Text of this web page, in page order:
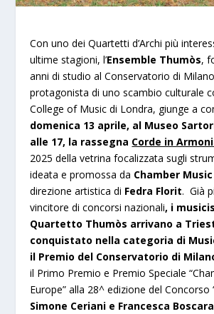
Con uno dei Quartetti d’Archi più
ultime stagioni, l’Ensemble Thumòs,
anni di studio al Conservatorio di
protagonista di uno scambio culturale
College of Music di Londra, giunge a
domenica 13 aprile, al Museo
alle 17, la rassegna Corde in
2025 della vetrina focalizzata sugli
ideata e promossa da Chamber
direzione artistica di Fedra Florit. Già
vincitore di concorsi nazionali, i
Quartetto Thumòs arrivano a
conquistato nella categoria di
il Premio del Conservatorio di
il Primo Premio e Premio Speciale
Europe” alla 28^ edizione del Concorso
Simone Ceriani e Francesca